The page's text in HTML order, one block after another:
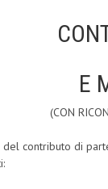
E
(CON
contributo di